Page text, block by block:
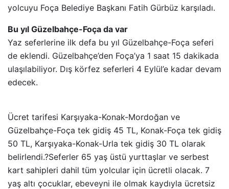
yolcuyu Foça Belediye Başkanı Fatih Gürbüz karşıladı.
Bu yıl Güzelbahçe-Foça da var
Yaz seferlerine ilk defa bu yıl Güzelbahçe-Foça seferi
de eklendi. Güzelbahçe’den Foça’ya 1 saat 15 dakikada
ulaşılabiliyor. Dış körfez seferleri 4 Eylül’e kadar devam
edecek.
Ücret tarifesi Karşıyaka-Konak-Mordoğan ve
Güzelbahçe-Foça tek gidiş 45 TL, Konak-Foça tek gidiş
50 TL, Karşıyaka-Konak-Urla tek gidiş 30 TL olarak
belirlendi.?Seferler 65 yaş üstü yurttaşlar ve serbest
kart sahipleri dahil tüm yolcular için ücretli olacak. 7
yaş altı çocuklar, ebeveyni ile olmak kaydıyla ücretsiz